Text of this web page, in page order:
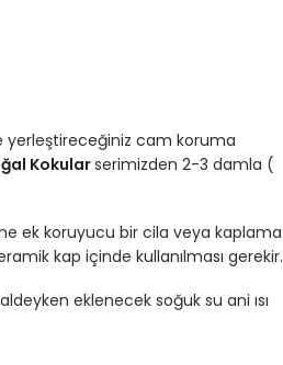
yerleştireceğiniz cam koruma
Kokularserimizden 2-3 damla (
ek koruyucu bir cila veya kaplama
kap içinde kullanılması gerekir.
eklenecek soğuk su ani ısı